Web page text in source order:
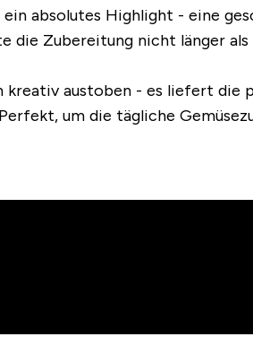
absolutes Highlight - eine
die Zubereitung nicht länger als
austoben - es liefert die
Perfekt, um die tägliche